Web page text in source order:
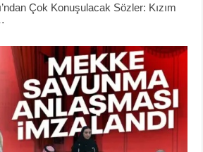
Çok Konuşulacak Sözler: Kızım